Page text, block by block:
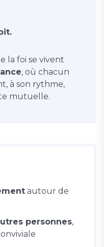
la foi se vivent
, où chacun
à son rythme,
mutuelle.
autour de
personnes,